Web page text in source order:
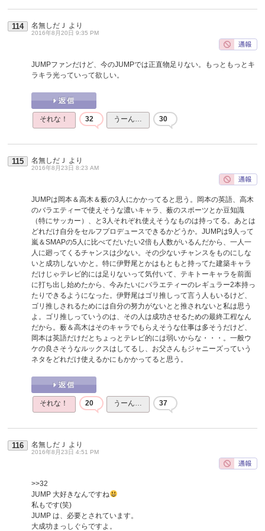
114 名無しだＪ より
2016年8月20日 9:35 PM
JUMPファンだけど、今のJUMPでは正直物足りない。もっともっとキ
ラキラ光っていって欲しい。
それな！ 32 うーん… 30
115 名無しだＪ より
2016年8月23日 8:23 AM
JUMPは岡本＆高木＆薮の3人にかかってると思う。岡本の英語、高木
のバラエティーで使えそうな濃いキャラ、薮のスポーツとか豆知識
（特にサッカー）、と3人それぞれ使えそうなものは持ってる。あとは
どれだけ自分をセルフプロデュースできるかどうか。JUMPは9人って
嵐＆SMAPの5人に比べてだいたい2倍も人数がいるんだから、一人一
人に廻ってくるチャンスは少ない。その少ないチャンスをものにしな
いと成功しないかと。特に伊野尾とかはもともと持ってた建築キャラ
だけじゃテレビ的には足りないって気付いて、テキトーキャラを前面
に打ち出し始めたから、今みたいにバラエティーのレギュラー2本持っ
たりできるようになった。伊野尾はゴリ推しって言う人もいるけど、
ゴリ推しされるためには自分の努力がないとと推されないと私は思う
よ。ゴリ推しっていうのは、その人は成功させるための最終工程なん
だから。薮＆高木はそのキャラでもらえそうな仕事は多そうだけど、
岡本は英語だけだとちょっとテレビ的には弱いからな・・・。一般ウ
ケの良さそうなルックスはしてるし、お父さんもジャニーズっていう
ネタをどれだけ使えるかにもかかってると思う。
それな！ 20 うーん… 37
116 名無しだＪ より
2016年8月23日 4:51 PM
>>32
JUMP 大好きなんですね
私もです(笑)
JUMP は、必要とされています。
大成功まっしぐらですよ。